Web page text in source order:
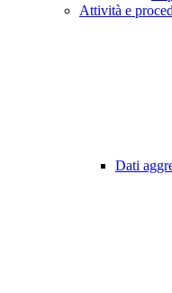
Attività e
Dati